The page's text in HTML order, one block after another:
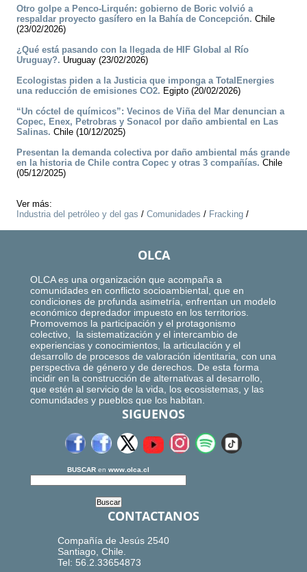
Otro golpe a Penco-Lirquén: gobierno de Boric volvió a
respaldar proyecto gasífero en la Bahía de Concepción. Chile
(23/02/2026)
¿Qué está pasando con la llegada de HIF Global al Río
Uruguay?. Uruguay (23/02/2026)
Ecologistas piden a la Justicia que imponga a TotalEnergies
una reducción de emisiones CO2. Egipto (20/02/2026)
“Un cóctel de químicos”: Vecinos de Viña del Mar denuncian a
Copec, Enex, Petrobras y Sonacol por daño ambiental en Las
Salinas. Chile (10/12/2025)
Presentan la demanda colectiva por daño ambiental más grande
en la historia de Chile contra Copec y otras 3 compañías. Chile
(05/12/2025)
Ver más:
Industria del petróleo y del gas / Comunidades / Fracking /
OLCA
OLCA es una organización que acompaña a
comunidades en conflicto socioambiental, que en
condiciones de profunda asimetría, enfrentan un modelo
económico depredador impuesto en los territorios.
Promovemos la participación y el protagonismo
colectivo, la sistematización y el intercambio de
experiencias y conocimientos, la articulación y el
desarrollo de procesos de valoración identitaria, con una
perspectiva de género y de derechos. De esta forma
incidir en la construcción de alternativas al desarrollo,
que estén al servicio de la vida, los ecosistemas, y las
comunidades y pueblos que los habitan.
SIGUENOS
BUSCAR en www.olca.cl
CONTACTANOS
Compañía de Jesús 2540
Santiago, Chile.
Tel: 56.2.33654873